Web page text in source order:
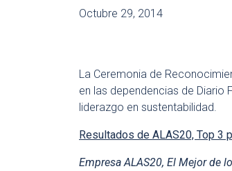
Octubre 29, 2014
La Ceremonia de
en las dependencias de Diario
liderazgo en sustentabilidad.
Resultados de ALAS20, Top 3
Empresa ALAS20, El Mejor de